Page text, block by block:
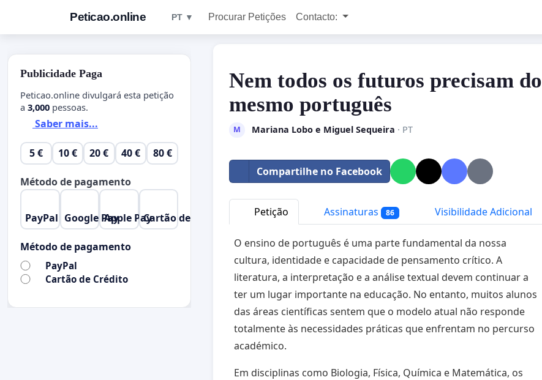
Peticao.online PT ▼ Procurar Petições Contacto:
Nem todos os futuros precisam do
mesmo português
M Mariana Lobo e Miguel Sequeira · PT
Compartilhe no Facebook
Petição Assinaturas 86 Visibilidade Adicional
O ensino de português é uma parte fundamental da nossa
cultura, identidade e capacidade de pensamento crítico. A
literatura, a interpretação e a análise textual devem continuar a
ter um lugar importante na educação. No entanto, muitos alunos
das áreas científicas sentem que o modelo atual não responde
totalmente às necessidades práticas que enfrentam no percurso
académico.
Em disciplinas como Biologia, Física, Química e Matemática, os
Publicidade Paga
Peticao.online divulgará esta petição
a 3,000 pessoas.
Saber mais...
5 € 10 € 20 € 40 € 80 €
Método de pagamento
PayPal Google PayApple PayCartão de Crédito
Método de pagamento
PayPal
Cartão de Crédito